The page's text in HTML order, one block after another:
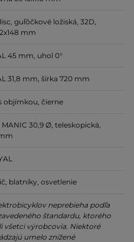
guľôčkové ložiská, 32D,
mm
45 mm, uhol 0°
31,8 mm, šírka 720 mm
objímkou, čierne
MANIC 30,9 Ø, teleskopická,
blatníky, osvetlenie
neprebieha podľa
štandardu, ktorého
všetci výrobcovia. Niektoré
umelo znížené